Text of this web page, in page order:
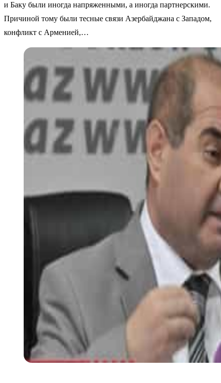
и Баку были иногда напряженными, а иногда партнерскими.
Причиной тому были тесные связи Азербайджана с Западом,
конфликт с Арменией,…